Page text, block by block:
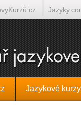
Jazykové kurzy
Překládá.cz